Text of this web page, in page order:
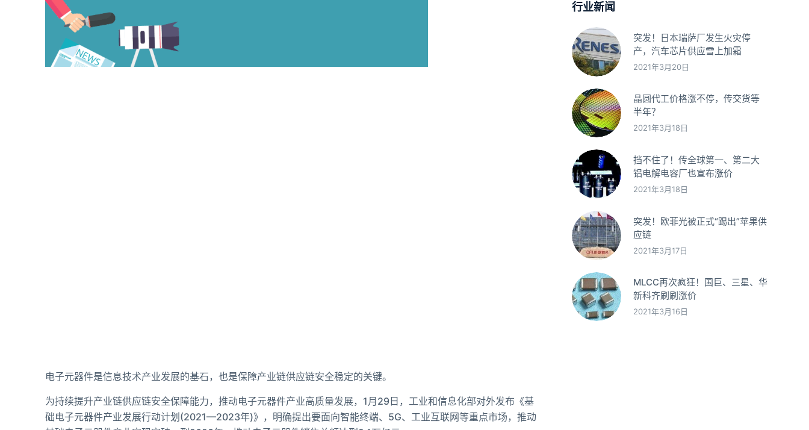
电子元器件是信息技术产业发展的基石，也是保障产业链供应链安全稳定的关键。
为持续提升产业链供应链安全保障能力，推动电子元器件产业高质量发展，1月29日，工业和信息化部对外发布《基
础电子元器件产业发展行动计划(2021—2023年)》，明确提出要面向智能终端、5G、工业互联网等重点市场，推动
行业新闻
突发！日本瑞萨厂发生火灾停
产，汽车芯片供应雪上加霜
2021年3月20日
晶圆代工价格涨不停，传交货等
半年？
2021年3月18日
挡不住了！传全球第一、第二大
铝电解电容厂也宣布涨价
2021年3月18日
突发！欧菲光被正式“踢出”苹果供
应链
2021年3月17日
MLCC再次疯狂！国巨、三星、华
新科齐刷刷涨价
2021年3月16日